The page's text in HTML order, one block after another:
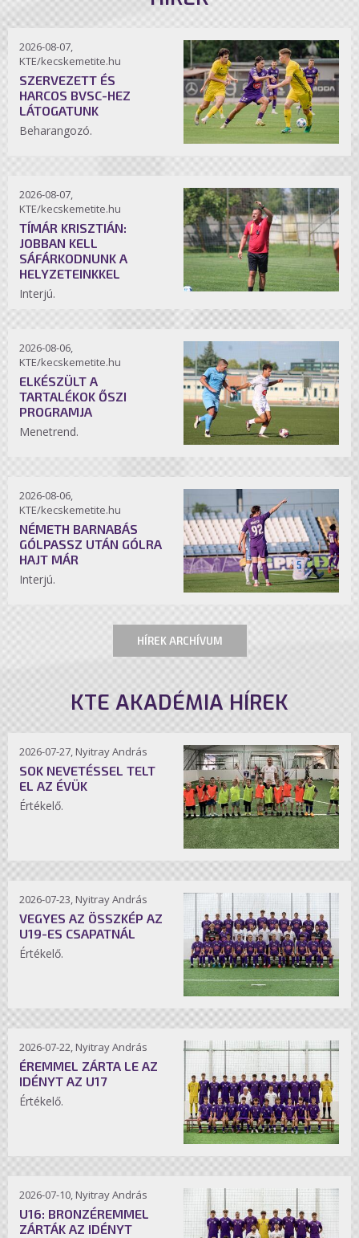
2026-08-07,
KTE/kecskemetite.hu
SZERVEZETT ÉS
HARCOS BVSC-HEZ
LÁTOGATUNK
Beharangozó.
2026-08-07,
KTE/kecskemetite.hu
TÍMÁR KRISZTIÁN:
JOBBAN KELL
SÁFÁRKODNUNK A
HELYZETEINKKEL
Interjú.
2026-08-06,
KTE/kecskemetite.hu
ELKÉSZÜLT A
TARTALÉKOK ŐSZI
PROGRAMJA
Menetrend.
2026-08-06,
KTE/kecskemetite.hu
NÉMETH BARNABÁS
GÓLPASSZ UTÁN GÓLRA
HAJT MÁR
Interjú.
HÍREK ARCHÍVUM
KTE AKADÉMIA HÍREK
2026-07-27, Nyitray András
SOK NEVETÉSSEL TELT
EL AZ ÉVÜK
Értékelő.
2026-07-23, Nyitray András
VEGYES AZ ÖSSZKÉP AZ
U19-ES CSAPATNÁL
Értékelő.
2026-07-22, Nyitray András
ÉREMMEL ZÁRTA LE AZ
IDÉNYT AZ U17
Értékelő.
2026-07-10, Nyitray András
U16: BRONZÉREMMEL
ZÁRTÁK AZ IDÉNYT